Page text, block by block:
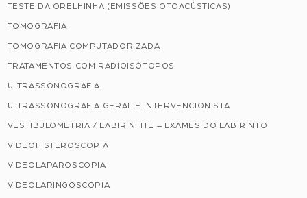
TESTE DA ORELHINHA (EMISSÕES OTOACÚSTICAS)
TOMOGRAFIA
TOMOGRAFIA COMPUTADORIZADA
TRATAMENTOS COM RADIOISÓTOPOS
ULTRASSONOGRAFIA
ULTRASSONOGRAFIA GERAL E INTERVENCIONISTA
VESTIBULOMETRIA / LABIRINTITE – EXAMES DO LABIRINTO
VIDEOHISTEROSCOPIA
VIDEOLAPAROSCOPIA
VIDEOLARINGOSCOPIA